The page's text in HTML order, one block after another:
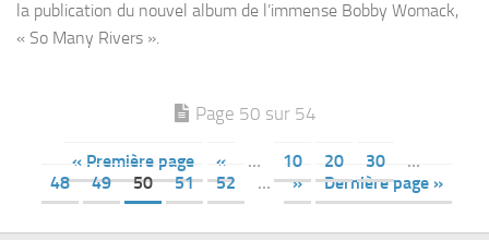
la publication du nouvel album de l’immense Bobby Womack,
« So Many Rivers ».
Page 50 sur 54
« Première page « … 10 20 30
…
48
49 50 51 52 … » Dernière page »